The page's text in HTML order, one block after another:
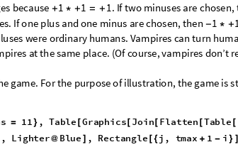
es because +1 * +1 = + 1. Iftwo minuses are chosen,
es. Ifone plus andone minus arechosen, then -1 * +
luses were ordinary humans. Vampires can turn huma
pires atthesame place. (Of course,vampires don’t r
e game. Forthe purposeof illustration, the game isst
s = 11} , Table [Graphics [ Join [ Flatten [Table [
, Lighter@ Blue ] , Rectangle [{j , tmax + 1 - i } ]